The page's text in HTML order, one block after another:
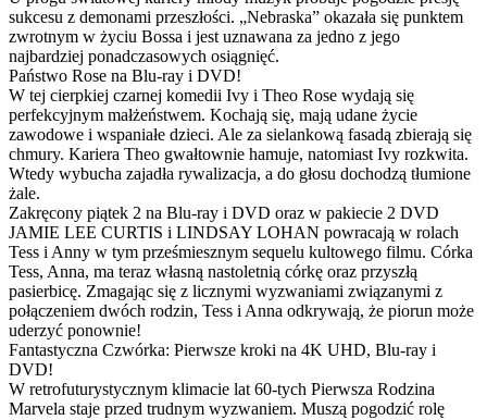
sukcesu z demonami przeszłości. „Nebraska” okazała się punktem
zwrotnym w życiu Bossa i jest uznawana za jedno z jego
najbardziej ponadczasowych osiągnięć.
Państwo Rose na Blu-ray i DVD!
W tej cierpkiej czarnej komedii Ivy i Theo Rose wydają się
perfekcyjnym małżeństwem. Kochają się, mają udane życie
zawodowe i wspaniałe dzieci. Ale za sielankową fasadą zbierają się
chmury. Kariera Theo gwałtownie hamuje, natomiast Ivy rozkwita.
Wtedy wybucha zajadła rywalizacja, a do głosu dochodzą tłumione
żale.
Zakręcony piątek 2 na Blu-ray i DVD oraz w pakiecie 2 DVD
JAMIE LEE CURTIS i LINDSAY LOHAN powracają w rolach
Tess i Anny w tym prześmiesznym sequelu kultowego filmu. Córka
Tess, Anna, ma teraz własną nastoletnią córkę oraz przyszłą
pasierbicę. Zmagając się z licznymi wyzwaniami związanymi z
połączeniem dwóch rodzin, Tess i Anna odkrywają, że piorun może
uderzyć ponownie!
Fantastyczna Czwórka: Pierwsze kroki na 4K UHD, Blu-ray i
DVD!
W retrofuturystycznym klimacie lat 60-tych Pierwsza Rodzina
Marvela staje przed trudnym wyzwaniem. Muszą pogodzić rolę